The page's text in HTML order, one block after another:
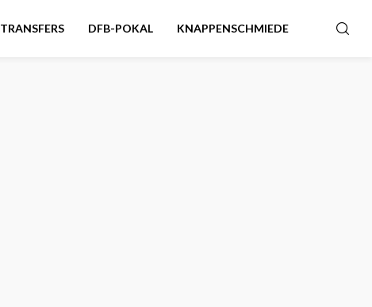
TRANSFERS DFB-POKAL KNAPPENSCHMIEDE